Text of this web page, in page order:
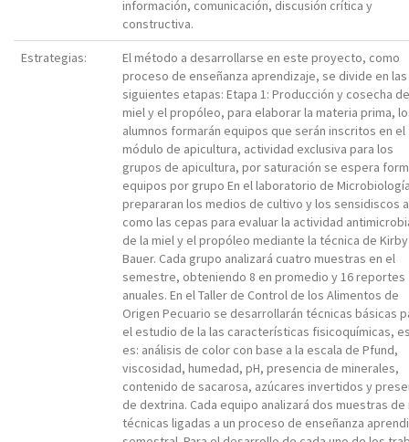
información, comunicación, discusión crítica y
constructiva.
Estrategias:
El método a desarrollarse en este proyecto, como
proceso de enseñanza aprendizaje, se divide en las
siguientes etapas: Etapa 1: Producción y cosecha
miel y el propóleo, para elaborar la materia prima,
alumnos formarán equipos que serán inscritos en el
módulo de apicultura, actividad exclusiva para los
grupos de apicultura, por saturación se espera
equipos por grupo En el laboratorio de
prepararan los medios de cultivo y los sensidiscos
como las cepas para evaluar la actividad
de la miel y el propóleo mediante la técnica de Kirby
Bauer. Cada grupo analizará cuatro muestras en el
semestre, obteniendo 8 en promedio y 16 reportes
anuales. En el Taller de Control de los Alimentos de
Origen Pecuario se desarrollarán técnicas básicas
el estudio de la las características fisicoquímicas,
es: análisis de color con base a la escala de Pfund,
viscosidad, humedad, pH, presencia de minerales,
contenido de sacarosa, azúcares invertidos y
de dextrina. Cada equipo analizará dos muestras de
técnicas ligadas a un proceso de enseñanza